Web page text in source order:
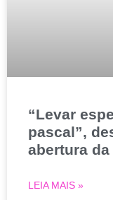
“Levar
pascal”,
abertura
LEIA MAIS »